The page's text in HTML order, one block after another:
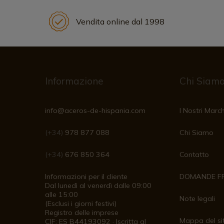
Vendita online dal 1998
Informazione
info@aceros-de-hispania.com
(+34) 978 877 088
(+34) 676 850 364
Informazioni per il cliente
Dal lunedì al venerdì dalle 09:00
alle 15:00
(Esclusi i giorni festivi)
Registro delle imprese
CIF: ES B44193092 · Iscritta al
Chi Siamo
I Nostri
Chi Siamo
Contatto
DOMANDE
Note legali
Mappa del